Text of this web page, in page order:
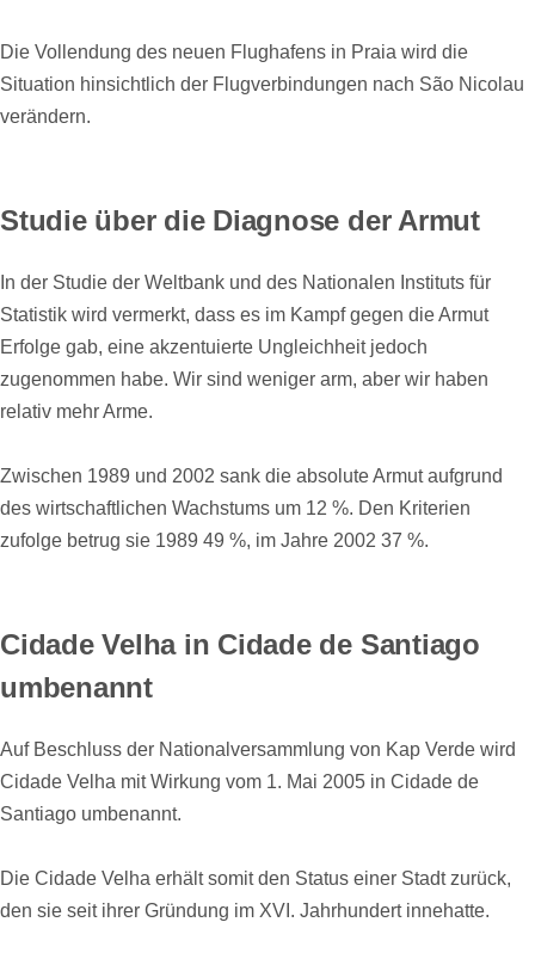
Die Vollendung des neuen Flughafens in Praia wird die
Situation hinsichtlich der Flugverbindungen nach São Nicolau
verändern.
Studie über die Diagnose der Armut
In der Studie der Weltbank und des Nationalen Instituts für
Statistik wird vermerkt, dass es im Kampf gegen die Armut
Erfolge gab, eine akzentuierte Ungleichheit jedoch
zugenommen habe. Wir sind weniger arm, aber wir haben
relativ mehr Arme.
Zwischen 1989 und 2002 sank die absolute Armut aufgrund
des wirtschaftlichen Wachstums um 12 %. Den Kriterien
zufolge betrug sie 1989 49 %, im Jahre 2002 37 %.
Cidade Velha in Cidade de Santiago
umbenannt
Auf Beschluss der Nationalversammlung von Kap Verde wird
Cidade Velha mit Wirkung vom 1. Mai 2005 in Cidade de
Santiago umbenannt.
Die Cidade Velha erhält somit den Status einer Stadt zurück,
den sie seit ihrer Gründung im XVI. Jahrhundert innehatte.